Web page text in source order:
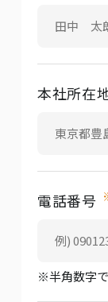
本社所在
電話番号
※半角数字